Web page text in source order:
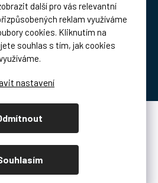
další pro vás relevantní
reklam využíváme
cookies. Kliknutím na
souhlas s tím, jak cookies
Platba:
Shoptet Premium
. Všechna práva vyhrazena.
nastavení cookies